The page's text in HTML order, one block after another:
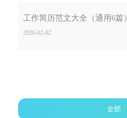
工作简历范文大全（通用6篇
2026-02-02
全部